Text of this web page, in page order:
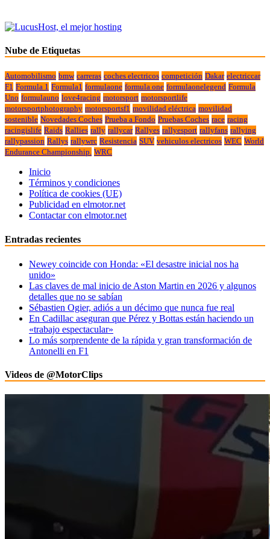
Nube de Etiquetas
Automobilismo bmw carreras coches electricos competición Dakar electriccar
F1 Formula 1 Formula1 formulaone formula one formulaonelegend Formula
Uno formulauno love4racing motorsport motorsportlife
motorsportphotography motorsportsf1 movilidad eléctrica movilidad
sostenible Novedades Coches Prueba a Fondo Pruebas Coches race racing
racingislife Raids Rallies rally rallycar Rallyes rallyesport rallyfans rallying
rallypassion Rallys rallywrc Resistencia SUV vehiculos electricos WEC World
Endurance Championship. WRC
Inicio
Términos y condiciones
Política de cookies (UE)
Publicidad en elmotor.net
Contactar con elmotor.net
Entradas recientes
Newey coincide con Honda: «El desastre inicial nos ha
unido»
Las claves de mal inicio de Aston Martin en 2026 y algunos
detalles que no se sabían
Sébastien Ogier, adiós a un décimo que nunca fue real
En Cadillac aseguran que Pérez y Bottas están haciendo un
«trabajo espectacular»
Lo más sorprendente de la rápida y gran transformación de
Antonelli en F1
Videos de @MotorClips